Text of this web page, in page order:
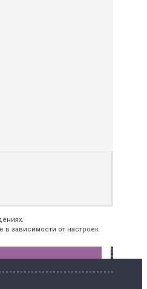
зависимости от настроек